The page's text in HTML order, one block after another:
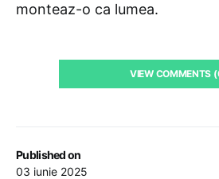
Published on
03 iunie 2025
monteaz-o ca lumea.
VIEW COMMENTS